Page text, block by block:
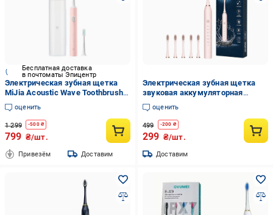
Бесплатная доставка
в почтоматы Эпицентр
Электрическая зубная щетка
MiJia Acoustic Wave Toothbrush
T200С MES606 Pink
оценить
1 299 -500₴
799 ₴/шт.
Привезём Доставим
Электрическая зубная щетка
звуковая аккумуляторная
ANSHE SC 410 IPX7 Розовый
оценить
499 -200 ₴
299 ₴/шт.
Доставим